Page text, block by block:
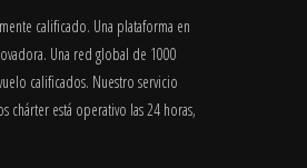
calificado. Una plataforma en
Una red global de 1000
calificados. Nuestro servicio
chárter está operativo las 24 horas,